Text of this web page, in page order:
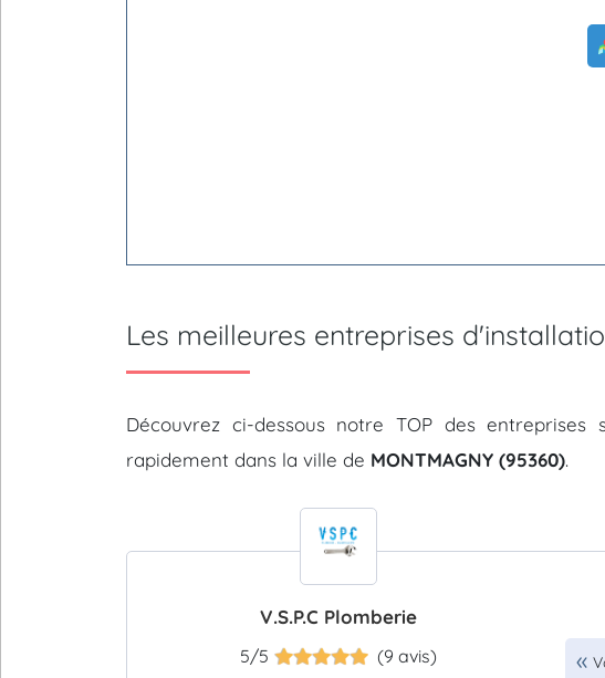
Les meilleures entreprises
Découvrez ci-dessous notre TOP des entreprises
rapidement dans la ville de MONTMAGNY (95360).
V.S.P.C Plomberie
5/5 (9 avis)